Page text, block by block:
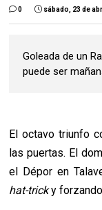
0 sábado, 23 de
Goleada de un
puede ser
El octavo triunfo
las puertas. El
el Dépor en
hat-tricky